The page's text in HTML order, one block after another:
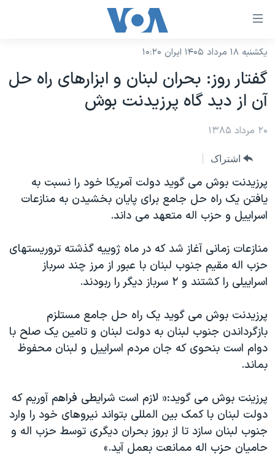
لینکهای
دسترسی
جهش
به
محتوای
اصلی
جهش
اصلی
جهش
به
جستجو
نسخه سبک وب‌سایت
موضوع ها
ایران
آمریکا
ورزشی
گزیده‌ها
ویژه برنامه‌ها
ویدیوها
فرهنگ و زندگی
حقوق شهروندی
اقتصادی
علم و فناوری
گالری عکس
آرشیو پخش زنده
برنامه های تلویزیونی
جدول برنامه ها
صفحه‌های ویژه
جام جهانی ۲۰۲۶
عملیات خشم حماسی
۲۵۰سالگی آمریکا
بایگانی برنامه‌های تلویزیونی
مستندها
انتخابات ریاست جمهوری آمریکا ۲۰۲۴
حمله جمهوری اسلامی به اسرائیل
رمز مهسا
اعتراضات زن، زندگی، آزادی
مجموعه مستندهای دادخواهی
تریبونال مردمی آبان ۹۸
فرکانس‌های صدای آمریکا
پخش رادیویی
یادگیری زبان انگلیسی
دنبال کنید
زبانهای مختلف
یکشنبه ۱۸ مرداد ۱۴۰۵ ایران ۱۰:۲۰
گفتار روز: بحران لبنان و ابزارهای راه حل
آن از ديد گاه پرزيدنت بوش
۲۰ مرداد ۱۳۸۵
اشتراک
پرزيدنت بوش می گويد دولت آمريکا خود را نسبت به
يافتن يک راه حل جامع برای پايان بخشيدن به منازعات
اسراييل و حزب اله متعهد می داند.
منازعات زمانی آغاز شد که در ماه ژوييه گذشته تروريستهای
حزب اله مقيم جنوب لبنان با عبور از مرز چند سرباز
اسراييلی را کشتند و ۲ سرباز ديگر را ربودند.
پرزيدنت بوش می گويد يک راه حل جامع مستلزم
بازگرداندن جنوب لبنان به دولت لبنان و تامين يک صلح با
دوام است بنحوی که جان مردم اسراييل و لبنان محفوظ
بماند.
پرزينت بوش می گويد:« لازم است شرايطی فراهم آوريم که
دولت لبنان با کمک بين المللی بتواند نيروهای خود را وارد
جنوب لبنان سازد تا از بروز بحران ديگری توسط حزب اله و
حاميان حزب اله ممانعت بعمل آيد.»